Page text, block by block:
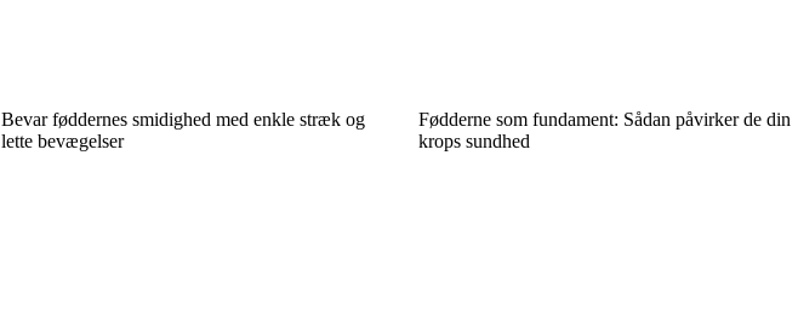
Bevar føddernes smidighed med enkle stræk og
lette bevægelser
Fødderne som fundament: Sådan påvirker de din
krops sundhed